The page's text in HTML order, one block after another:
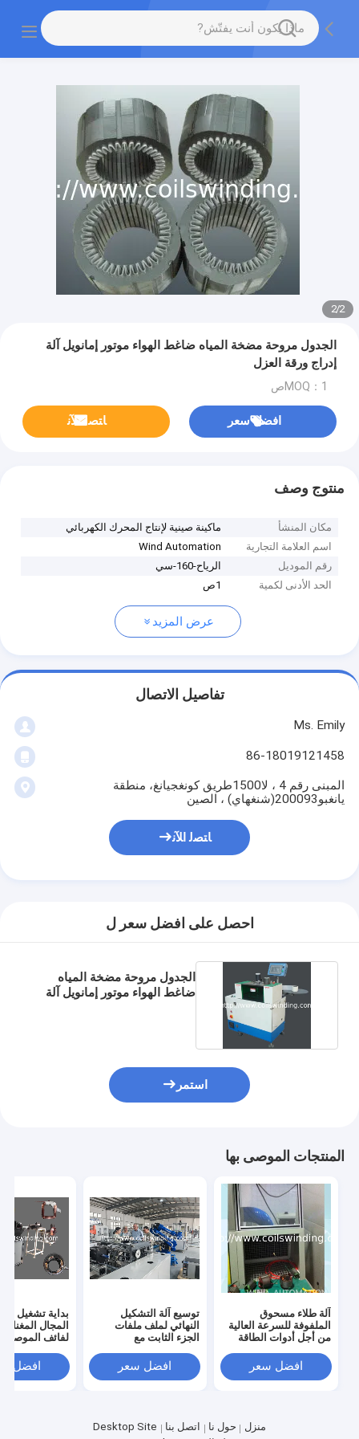
2
/
2
الجدول مروحة مضخة المياه ضاغط الهواء موتور إمانويل آلة
إدراج ورقة العزل
MOQ：1ص
افضل سعر ﺎﺘﺼﻟ ﺍﻶﻧ
منتوج وصف
مكان المنشأ
ماكينة صينية لإنتاج المحرك الكهربائي
اسم العلامة التجارية
Wind Automation
رقم الموديل
الرياح-160-سي
الحد الأدنى لكمية
1ص
عرض المزيد
تفاصيل الاتصال
Ms. Emily
86-18019121458
المبنى رقم 4 ، لا1500طريق كونغجيانغ، منطقة
يانغبو200093(شنغهاي) ، الصين
ﺎﺘﺼﻟ ﺍﻶﻧ
احصل على افضل سعر ل
الجدول مروحة مضخة المياه
ضاغط الهواء موتور إمانويل آلة
استمر
المنتجات الموصى بها
آلة طلاء مسحوق
الملفوفة للسرعة العالية
من أجل أدوات الطاقة
افضل سعر
توسيع آلة التشكيل
النهائي لملف ملفات
الجزء الثابت مع
افضل سعر
بداية تشغيل
المجال
لفائف الموصل
افضل
منزل حول نا اتصل بنا
Desktop Site